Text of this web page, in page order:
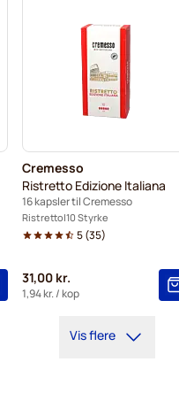
Cremesso
Ristretto Edizione Italiana
16 kapsler til Cremesso
Ristretto 10 Styrke
5(35)
31,00 kr.
1,94 kr./ kop
Vis flere